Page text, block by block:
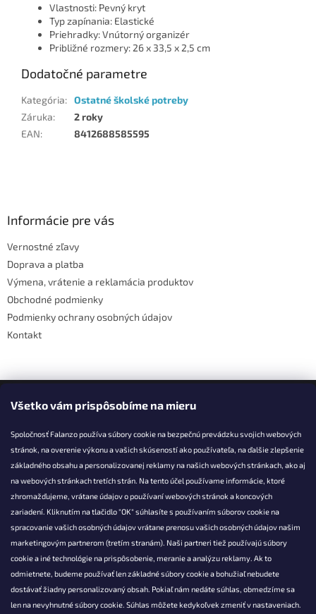
Všetko vám prispôsobíme na mieru
Spoločnosť Falanzo používa súbory cookie na bezpečnú prevádzku svojich webových
stránok, na overenie výkonu a vašich skúseností ako používateľa, na ďalšie zlepšenie
základného obsahu a personalizovanej reklamy na našich webových stránkach, ako aj
na webových stránkach tretích strán. Na tento účel používame informácie, ktoré
zhromažďujeme, vrátane údajov o používaní webových stránok a koncových
zariadení. Kliknutím na tlačidlo "OK" súhlasíte s používaním súborov cookie na
spracovanie vašich osobných údajov vrátane prenosu vašich osobných údajov našim
marketingovým partnerom (tretím stranám). Naši partneri tiež používajú súbory
cookie a iné technológie na prispôsobenie, meranie a analýzu reklamy. Ak to
odmietnete, budeme používať len základné súbory cookie a bohužiaľ nebudete
dostávať žiadny personalizovaný obsah. Pokiaľ nám nedáte súhlas, obmedzíme sa
len na nevyhnutné súbory cookie. Súhlas môžete kedykoľvek zmeniť v nastaveniach.
Vlastnosti: Pevný kryt
Typ zapínania: Elastické
Priehradky: Vnútorný organizér
Približné rozmery: 26 x 33,5 x 2,5 cm
Dodatočné parametre
Kategória: Ostatné školské potreby
Záruka:
2 roky
EAN: 8412688585595
Informácie pre vás
Vernostné zľavy
Doprava a platba
Výmena, vrátenie a reklamácia produktov
Obchodné podmienky
Podmienky ochrany osobných údajov
Kontakt
Facebook
KONTAKT
info@falanzo.sk
Falanzo.sk
FalanzoSK